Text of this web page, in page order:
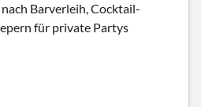
Barverleih, Cocktail-
für private Partys